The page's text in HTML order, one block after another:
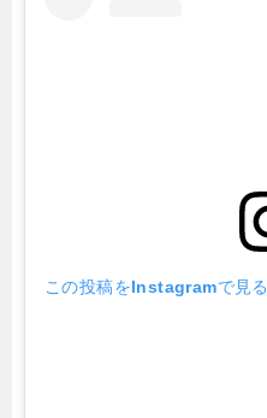
この投稿をInstagramで見る